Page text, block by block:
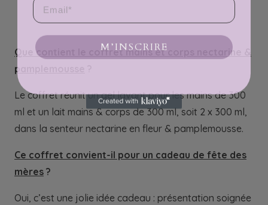
Que contient le coffret mains et corps nectarine &
pamplemousse
Le coffret réunit un gel lavant pour les mains de 300
ml et un lait mains & corps de 300 ml, soit 2 x 300 ml,
dans la senteur nectarine en fleur & pamplemousse.
Ce coffret convient-il pour un cadeau de fête des
mères ?
Oui, c’est une jolie idée cadeau : présentation soignée
M’INSCRIRE